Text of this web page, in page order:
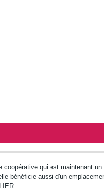
coopérative qui est maintenant un
bénéficie aussi d'un